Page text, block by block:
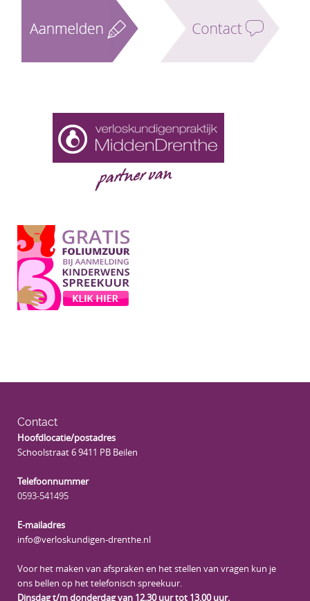
Contact
Hoofdlocatie/postadres
Schoolstraat 6 9411 PB Beilen
Telefoonnummer
0593-541495
E-mailadres
info@verloskundigen-drenthe.nl
Voor het maken van afspraken en het stellen van vragen kun je
ons bellen op het telefonisch spreekuur.
Dinsdag t/m donderdag van 12.30 uur tot 13.00 uur.